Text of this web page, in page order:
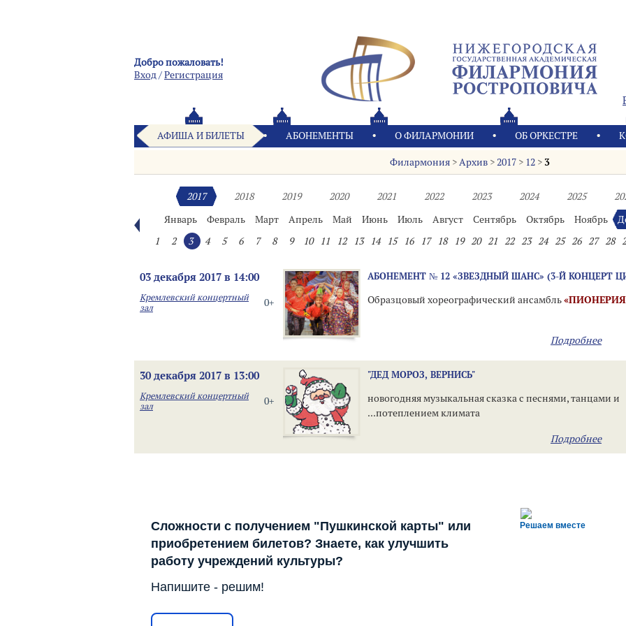
Добро пожаловать!
Вход/Pегистрация
АФИША И БИЛЕТЫ АБОНЕМЕНТЫ О ФИЛАРМОНИИ OБ ОРКЕСТРЕ
Филармония>Архив>2017> 12> 3
2017 2018 2019 2020 2021 2022 2023 2024 2025
Январь
Февраль Март Апрель Май Июнь Июль Август Сентябрь Октябрь Ноябрь
1
2 3 4 5 6 7 8 9 10 11 12 13 14 15 16 17 18 19 20 21 22 23 24 25 26 27 28
03 декабря 2017 в 14:00
0+
Кремлевский концертный
зал
АБОНЕМЕНТ № 12 «ЗВЕЗДНЫЙ ШАНС» (3-Й КОНЦЕРТ
Образцовый хореографический ансамбль
Подробнее
30 декабря 2017 в 13:00
0+
Кремлевский концертный
зал
"ДЕД МОРОЗ, ВЕРНИСЬ"
новогодняя музыкальная сказка с песнями, танцами и
...потеплением климата
Подробнее
Решаем вместе
Сложности с получением "Пушкинской карты" или
приобретением билетов? Знаете, как улучшить
работу учреждений культуры?
Напишите - решим!